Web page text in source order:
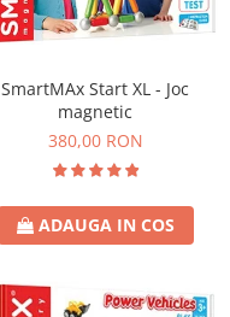
SmartMAx Start XL - Joc
magnetic
380,00 RON
ADAUGA IN COS